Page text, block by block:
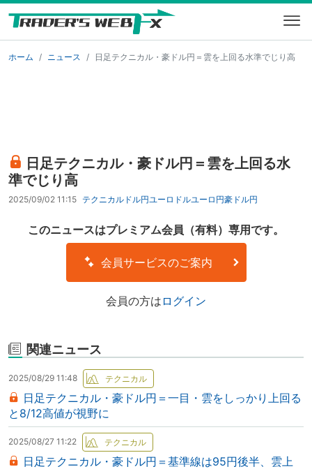
ホーム ニュース 日足テクニカル・豪ドル円＝雲を上回る水準でじり高
日足テクニカル・豪ドル円＝雲を上回る水
準でじり高
2025/09/02 11:15 テクニカル ドル円ユーロドルユーロ円豪ドル円
このニュースはプレミアム会員（有料）専用です。
会員サービスのご案内
会員の方は ログイン
関連ニュース
2025/08/29 11:48
日足テクニカル・豪ドル円＝一目・雲をしっかり上回る
と8/12高値が視野に
2025/08/27 11:22
日足テクニカル・豪ドル円＝基準線は95円後半、雲上